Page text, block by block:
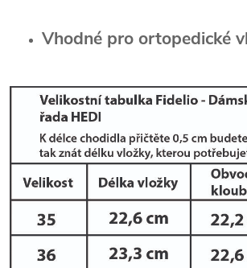
Vhodné pro ortopedické